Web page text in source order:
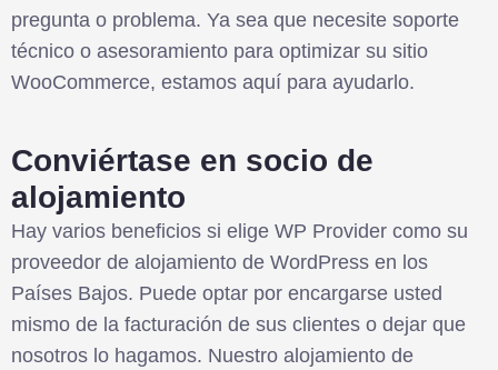
pregunta o problema. Ya sea que necesite soporte
técnico o asesoramiento para optimizar su sitio
WooCommerce, estamos aquí para ayudarlo.
Conviértase en socio de
alojamiento
Hay varios beneficios si elige WP Provider como su
proveedor de alojamiento de WordPress en los
Países Bajos. Puede optar por encargarse usted
mismo de la facturación de sus clientes o dejar que
nosotros lo hagamos. Nuestro alojamiento de